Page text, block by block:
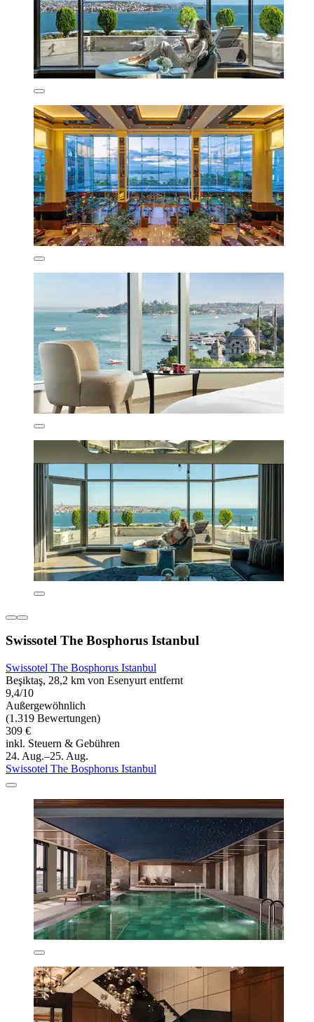
Swissotel The Bosphorus Istanbul
Swissotel The Bosphorus Istanbul
Beşiktaş, 28,2 km von Esenyurt entfernt
9,4/10
Außergewöhnlich
(1.319 Bewertungen)
309 €
inkl. Steuern & Gebühren
24. Aug.–25. Aug.
Swissotel The Bosphorus Istanbul